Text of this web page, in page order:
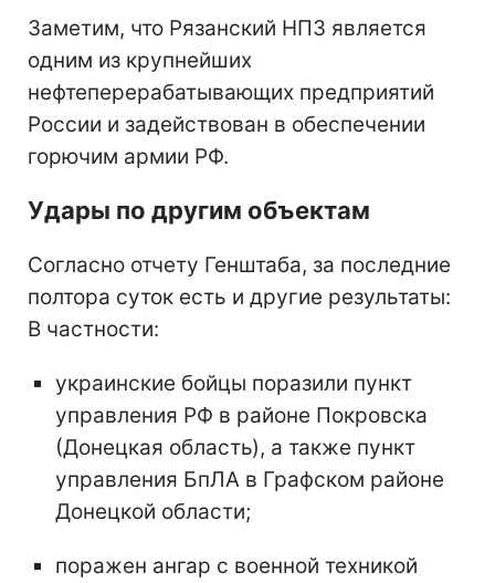
Заметим, что Рязанский НПЗ является
одним из крупнейших
нефтеперерабатывающих предприятий
России и задействован в обеспечении
горючим армии РФ.
Удары по другим объектам
Согласно отчету Генштаба, за последние
полтора суток есть и другие результаты:
В частности:
украинские бойцы поразили пункт
управления РФ в районе Покровска
(Донецкая область), а также пункт
управления БпЛА в Графском районе
Донецкой области;
поражен ангар с военной техникой